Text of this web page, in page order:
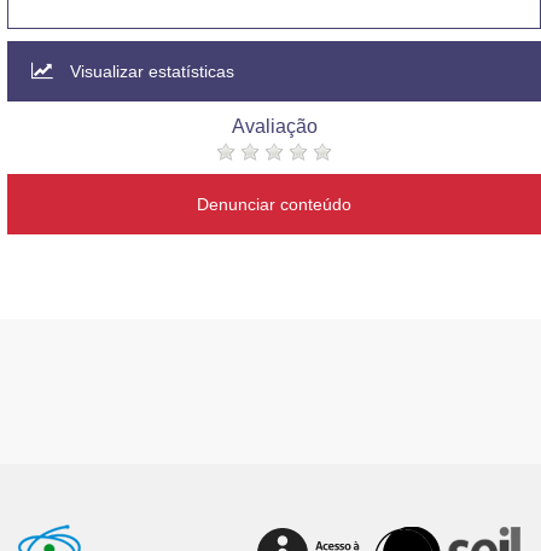
Visualizar estatísticas
Avaliação
Denunciar conteúdo